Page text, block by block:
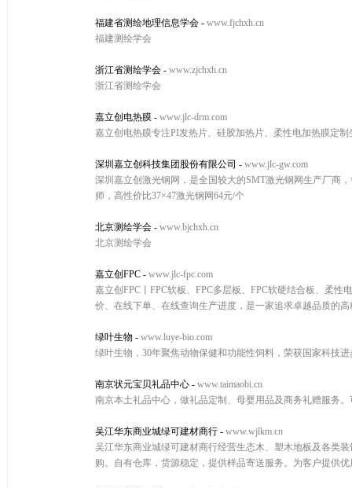
福建省测绘地理信息学会 - www.fjchxh.cn
福建测绘学会
浙江省测绘学会 - www.zjchxh.cn
浙江省测绘学会
嘉立创电热膜 - www.jlc-drm.com
嘉立创电热膜专注PI发热片、硅胶加热片、柔性电加热膜定
深圳嘉立创科技集团股份有限公司 - www.jlc-gw.com
深圳嘉立创激光钢网，是全国较大的SMT激光钢网生产厂商
师，高性价比37×47激光钢网64元/个
北京测绘学会 - www.bjchxh.cn
北京测绘学会
嘉立创FPC - www.jlc-fpc.com
嘉立创FPC丨FPC软板、FPC多层板、FPC软硬结合板、柔
价、在线下单、在线查询生产进度，是一家追求卓越品质的
绿叶生物 - www.luye-bio.com
绿叶生物，30年聚焦动物保健和功能性饲料，荣获国家科技
南京状元宝贝礼品中心 - www.taimaobi.cn
南京本土礼品中心，做礼品定制、母婴用品及商务礼赠服务
吴江华东商业城绿可建材商行 - www.wjlkm.cn
吴江华东商业城绿可建材商行经营生态木、塑木地板及各类
购。自有仓库，货源稳定，提供样品寄送服务。为客户提供